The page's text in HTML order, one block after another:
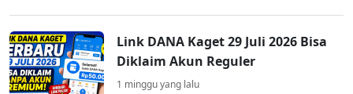
Link DANA Kaget 29 Juli 2026 Bisa
Diklaim Akun Reguler
1 minggu yang lalu